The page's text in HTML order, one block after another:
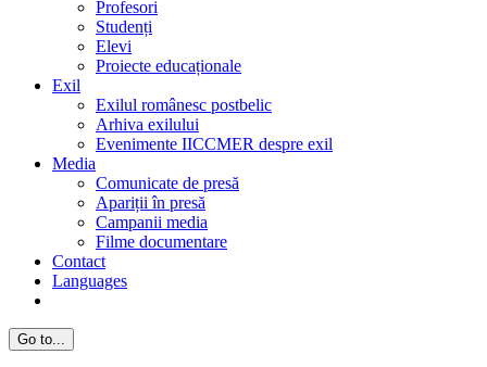
Profesori
Studenți
Elevi
Proiecte educaționale
Exil
Exilul românesc postbelic
Arhiva exilului
Evenimente IICCMER despre exil
Media
Comunicate de presă
Apariții în presă
Campanii media
Filme documentare
Contact
Languages
Go to...